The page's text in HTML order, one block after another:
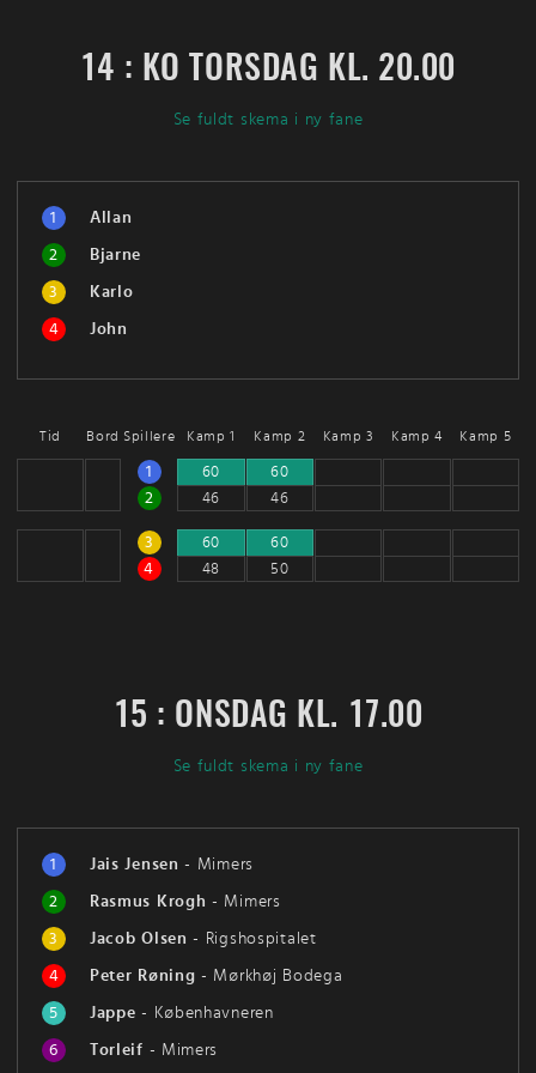
14 : KO TORSDAG KL. 20.00
Se fuldt skema i ny fane
1
Allan
2
Bjarne
3
Karlo
4
John
Tid Bord Spillere Kamp 1 Kamp 2 Kamp 3 Kamp 4 Kamp 5
1
2
60
46
60
46
3
4
60
48
60
50
15 : ONSDAG KL. 17.00
Se fuldt skema i ny fane
1 Jais Jensen - Mimers
2
Rasmus Krogh - Mimers
3
Jacob Olsen - Rigshospitalet
4
Peter Røning - Mørkhøj Bodega
5
Jappe - Københavneren
6
Torleif - Mimers